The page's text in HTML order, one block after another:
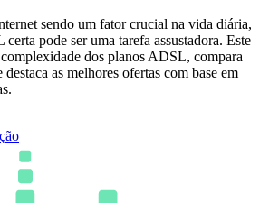
sendo um fator crucial na vida diária,
pode ser uma tarefa assustadora. Este
dos planos ADSL, compara
as melhores ofertas com base em